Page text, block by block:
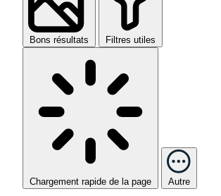
Bons résultats Filtres utiles
Chargement rapide de la page Autre